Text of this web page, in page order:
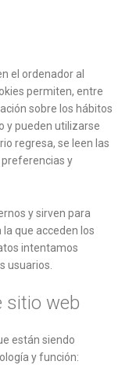
el ordenador al
permiten, entre
sobre los hábitos
y pueden utilizarse
regresa, se leen las
y
y sirven para
que acceden los
intentamos
usuarios.
sitio web
están siendo
y función: